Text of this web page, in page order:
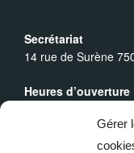
Gérer
Secrétariat
14 rue de Surène
Heures d’ouverture
Messes